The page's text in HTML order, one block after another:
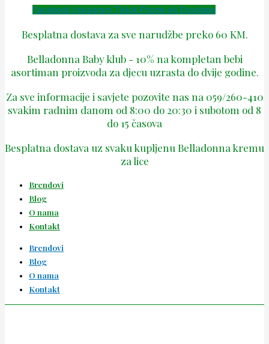
Facebook Instagram Tiktok Phone-alt Envelope
Besplatna dostava za sve narudžbe preko 60 KM.
Belladonna Baby klub - 10% na kompletan bebi
asortiman proizvoda za djecu uzrasta do dvije godine.
Za sve informacije i savjete pozovite nas na 059/260-410
svakim radnim danom od 8:00 do 20:30 i subotom od 8
do 15 časova
Besplatna dostava uz svaku kupljenu Belladonna kremu
za lice
Brendovi
Blog
O nama
Kontakt
Brendovi
Blog
O nama
Kontakt